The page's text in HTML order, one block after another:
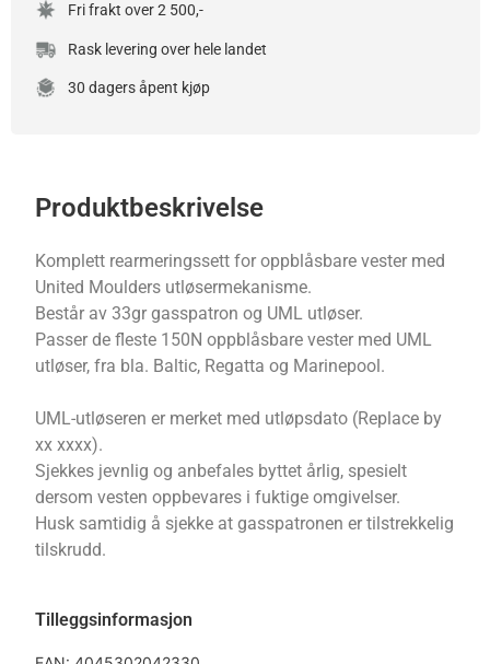
Fri frakt over 2 500,-
Rask levering over hele landet
30 dagers åpent kjøp
Produktbeskrivelse
Komplett rearmeringssett for oppblåsbare vester med
United Moulders utløsermekanisme.
Består av 33gr gasspatron og UML utløser.
Passer de fleste 150N oppblåsbare vester med UML
utløser, fra bla. Baltic, Regatta og Marinepool.
UML-utløseren er merket med utløpsdato (Replace by
xx xxxx).
Sjekkes jevnlig og anbefales byttet årlig, spesielt
dersom vesten oppbevares i fuktige omgivelser.
Husk samtidig å sjekke at gasspatronen er tilstrekkelig
tilskrudd.
Tilleggsinformasjon